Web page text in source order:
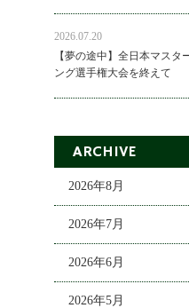
2026.07.20
【夢の途中】全日本マスタ
ング選手権大会を終えて
ARCHIVE
2026年8月
2026年7月
2026年6月
2026年5月